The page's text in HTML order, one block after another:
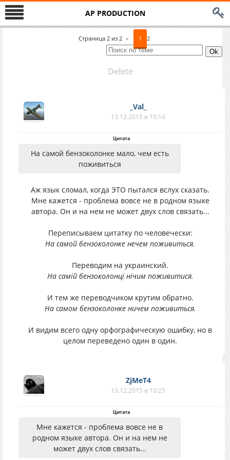
AP PRODUCTION
Страница 2 из 2 « 1 2
Delete
_Val_
13.12.2015 в 10:14
Цитата
На самой бензоколонке мало, чем есть
поживиться
Аж язык сломал, когда ЭТО пытался вслух сказать.
Мне кажется - проблема вовсе не в родном языке
автора. Он и на нем не может двух слов связать...
Переписываем цитатку по человечески:
На самой бензоколонке нечем поживиться.
Переводим на украинский.
На самій бензоколонці нічим поживитися.
И тем же переводчиком крутим обратно.
На самом бензоколонке ничем поживиться.
И видим всего одну орфографическую ошибку, но в
целом переведено один в один.
ZjMeT4
13.12.2015 в 10:25
Цитата
Мне кажется - проблема вовсе не в
родном языке автора. Он и на нем не
может двух слов связать...